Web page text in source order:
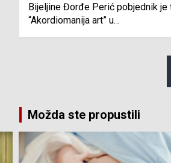
Bijeljine Đorđe Perić pobjednik je
“Akordiomanija art” u…
Možda ste propustili